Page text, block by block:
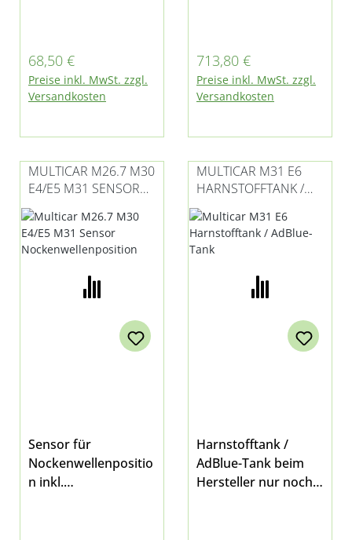
180 x 20 mmab
Fahrgestellnummer
WMU2M31E6FW0000
Multicar M31 E5 / E6
Regulärer Preis:
68,50 €
Preise inkl. MwSt. zzgl.
Versandkosten
folgt
Regulärer Preis:
713,80 €
Preise inkl. MwSt. zzgl.
Versandkosten
MULTICAR M26.7 M30
E4/E5 M31 SENSOR
NOCKENWELLENPOSI
TION
Sensor für
Nockenwellenpositio
n inkl.
MULTICAR M31 E6
HARNSTOFFTANK /
ADBLUE-TANK
Harnstofftank /
AdBlue-Tank beim
Hersteller nur noch